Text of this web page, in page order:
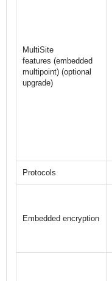
MultiSite
features (embedded
multipoint) (optional
upgrade)
Protocols
Embedded encryption